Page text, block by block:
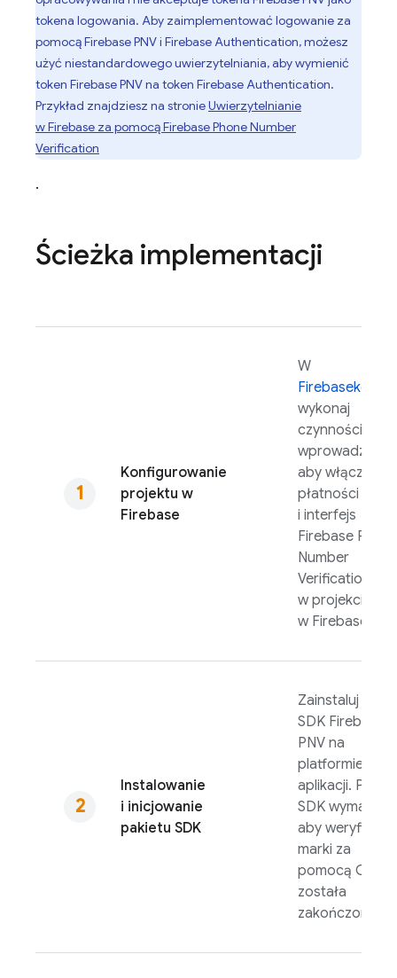
tokena logowania. Aby zaimplementować logowanie za
pomocąFirebase PNVi Firebase Authentication, możesz
użyć niestandardowego uwierzytelniania, aby wymienić
token Firebase PNVna token Firebase Authentication.
Przykład znajdziesz na stronieUwierzytelnianie
w Firebase za pomocąFirebase Phone Number
Verification
.
Ścieżka implementacji
Konfigurowanie
projektu w
Firebase
W
Firebase
wykonaj
czynności
aby włączyć
płatności
i interfejs
Firebase
Number
Verification
w projekcie
w Firebase.
Instalowanie
i inicjowanie
pakietu SDK
Zainstaluj
SDK Firebase
PNV na
platformie
aplikacji. Pakiet
SDK wymaga,
aby weryfikacja
marki za
pomocą OAuth
została
zakończona.